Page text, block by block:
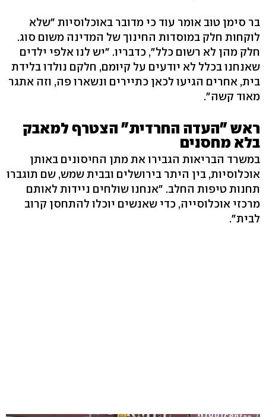
בר סימן טוב אומר עוד כי מדובר באוכלוסיות "שלא
לוקחות חלק במוסדות החינוך של המדינה משום סוג.
חלק מהן לא רשום כלל", כדבריו. "יש לנו אלפי ילדים
שאנחנו בכלל לא יודעים על קיומם, חלקם נולדו בלידת
בית, אחרים הגיעו לכאן כתיירים ונשארו פה, וזה אתגר
מאוד קשה".
ראש "העדה החרדית" הצטרף למאבק
בלא מחסנים
במשרד הבריאות הגבירו את מתן החיסונים באותן
אוכלוסיות, בין היתר בירושלים ובבית שמש, שם תוגברו
תחנות טיפות החלב. "אנחנו שולחים ניידות לאותם
מרכזי אוכלוסייה, כדי שאנשים יוכלו להתחסן קרוב
לבית".